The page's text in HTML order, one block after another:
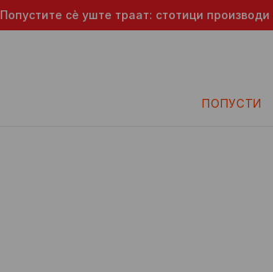
Попустите сè уште траат: стотици
ПОПУСТИ